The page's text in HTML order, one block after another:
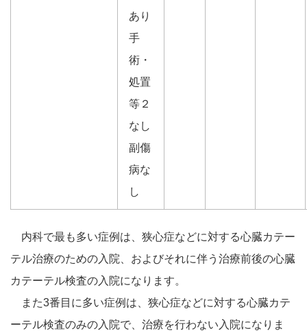
あり
手
術・
処置
等２
なし
副傷
病な
し
内科で最も多い症例は、狭心症などに対する心臓カテー
テル治療のための入院、およびそれに伴う治療前後の心臓
カテーテル検査の入院になります。
また3番目に多い症例は、狭心症などに対する心臓カテ
ーテル検査のみの入院で、治療を行わない入院になりま